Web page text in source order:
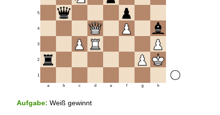
1
2
3
4
5
a b c d e f g h
Aufgabe: Weiß gewinnt